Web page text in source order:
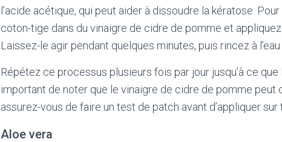
l’acide acétique, qui peut aider à dissoudre la kératose.
coton-tige dans du vinaigre de cidre de pomme et
Laissez-le agir pendant quelques minutes, puis rincez à l’eau
Répétez ce processus plusieurs fois par jour jusqu’à ce
important de noter que le vinaigre de cidre de pomme peut
assurez-vous de faire un test de patch avant d’appliquer sur
Aloe vera